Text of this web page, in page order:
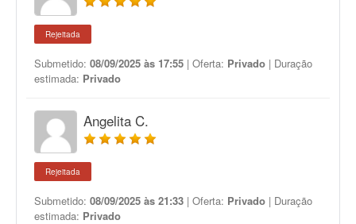
Rejeitada
Submetido: 08/09/2025 às 17:55 | Oferta: Privado | Duração
estimada: Privado
Angelita C.
Rejeitada
Submetido: 08/09/2025 às 21:33 | Oferta: Privado | Duração
estimada: Privado